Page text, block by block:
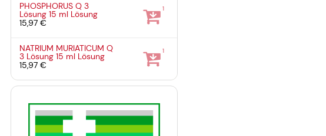
PHOSPHORUS Q 3
Lösung15 ml Lösung
15,97 €
1
NATRIUM MURIATICUM Q
3 Lösung15 ml Lösung
15,97 €
1